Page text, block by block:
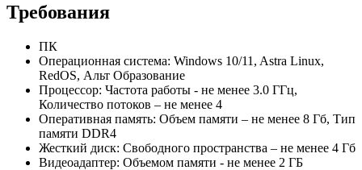
Требования
ПК
Операционная система: Windows 10/11, Astra Linux,
RedOS, Альт Образование
Процессор: Частота работы - не менее 3.0 ГГц,
Количество потоков – не менее 4
Оперативная память: Объем памяти – не менее 8 Гб, Тип
памяти DDR4
Жесткий диск: Свободного пространства – не менее 4 Гб
Видеоадаптер: Объемом памяти - не менее 2 ГБ